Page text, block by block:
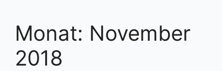
Monat: November
2018